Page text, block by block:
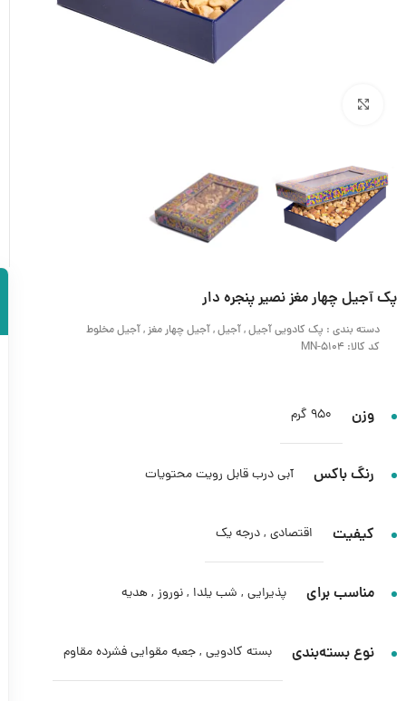
پک آجیل چهار مغز نصیر پنجره دار
دسته بندی : پک کادویی آجیل,آجیل,آجیل چهار مغز,آجیل مخلوط
کد کالا: MN-5104
وزن 950 گرم
رنگ باکس آبی درب قابل رویت محتویات
کیفیت اقتصادی ,درجه یک
مناسب برای پذیرایی , شب یلدا ,نوروز ,هدیه
نوع بسته‌بندی بسته کادویی ,جعبه مقوایی فشرده مقاوم